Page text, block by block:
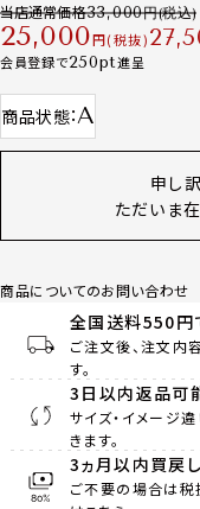
当店通常価格33,000
25,000 税抜
会員登録で250 進呈
商品状態 A
申し
ただいま
商品についてのお問い合わせ
全国送料550円
ご注文後、注文内
す。
3日以内返品可
サイズ・イメージ
きます。
3ヵ月以内買戻
ご不要の場合は税